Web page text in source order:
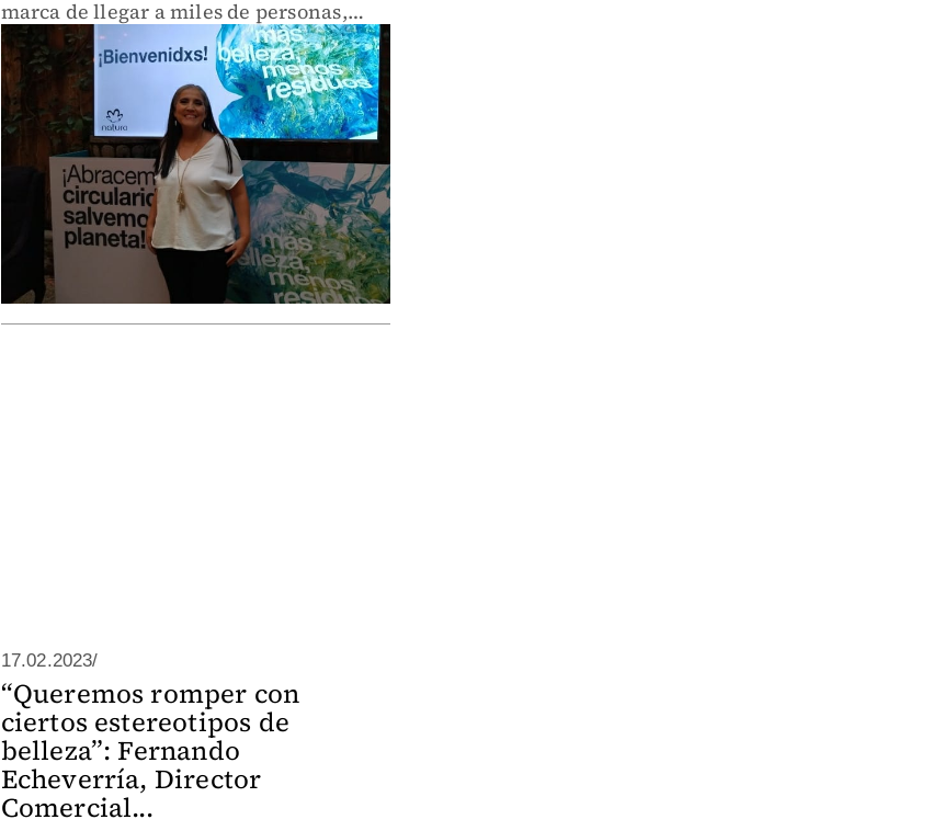
marca de llegar a miles de personas,
mantienen su labor para reducir y
aprovechar sus residuos en pro de la
naturaleza
17.02.2023/
“Queremos romper con
ciertos estereotipos de
belleza”: Fernando
Echeverría, Director
Comercial...